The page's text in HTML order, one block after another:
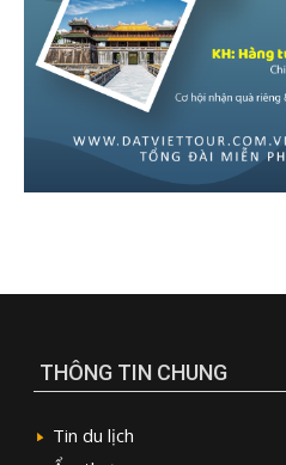
THÔNG TIN CHUNG
Tin du lịch